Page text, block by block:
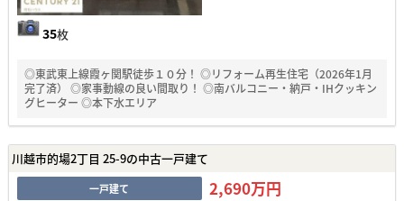
35枚
◎東武東上線霞ヶ関駅徒歩１０分！ ◎リフォーム再生住宅（2026年1月
完了済） ◎家事動線の良い間取り！ ◎南バルコニー・納戸・IHクッキン
グヒーター ◎本下水エリア
川越市的場2丁目 25-9の中古一戸建て
一戸建て 2,690万円